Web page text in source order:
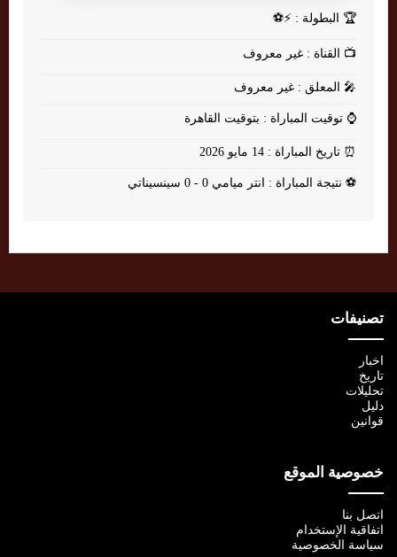
🏆 البطولة : ⚡⚽
📺 القناة : غير معروف
🎤 المعلق : غير معروف
⌚ توقيت المباراة : بتوقيت القاهرة
⏰ تاريخ المباراة : 14 مايو 2026
⚽ نتيجة المباراة : انتر ميامي 0 - 0 سينسيناتي
تصنيفات
اخبار
تاريخ
تحليلات
دليل
قوانين
خصوصية الموقع
اتصل بنا
اتفاقية الإستخدام
سياسة الخصوصية